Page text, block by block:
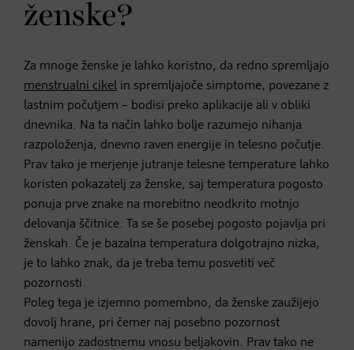
ženske?
Za mnoge ženske je lahko koristno, da redno spremljajo
menstrualni cikel in spremljajoče simptome, povezane z
lastnim počutjem – bodisi preko aplikacije ali v obliki
dnevnika. Na ta način lahko bolje razumejo nihanja
razpoloženja, dnevno raven energije in telesno počutje.
Prav tako je merjenje jutranje telesne temperature lahko
koristen pokazatelj za ženske, saj temperatura pogosto
ponuja prve znake na morebitno neodkrito motnjo
delovanja ščitnice. Ta se še posebej pogosto pojavlja pri
ženskah. Če je bazalna temperatura dolgotrajno nizka,
je to lahko znak, da je treba temu posvetiti več
pozornosti.
Poleg tega je izjemno pomembno, da ženske zaužijejo
dovolj hrane, pri čemer naj posebno pozornost
namenijo zadostnemu vnosu beljakovin. Prav tako ne